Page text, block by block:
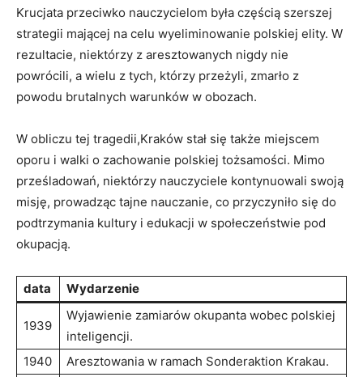
Krucjata przeciwko nauczycielom była częścią szerszej​
strategii mającej na celu wyeliminowanie polskiej elity. W
‍rezultacie, niektórzy z aresztowanych nigdy nie
powrócili, a ⁣wielu z tych, ⁢którzy przeżyli, zmarło z
powodu brutalnych warunków w obozach.
W obliczu tej tragedii,Kraków stał się także miejscem ​
oporu i walki o zachowanie polskiej tożsamości. Mimo
prześladowań, niektórzy‌ nauczyciele kontynuowali swoją
misję, prowadząc tajne nauczanie, ⁣co przyczyniło się ⁢do
⁤podtrzymania⁤ kultury i edukacji‍ w społeczeństwie pod
okupacją.
data Wydarzenie
1939
Wyjawienie zamiarów okupanta wobec polskiej
inteligencji.
1940
Aresztowania w ramach Sonderaktion Krakau.